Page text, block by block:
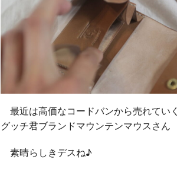
最近は高価なコードバンから売れていく
グッチ君ブランドマウンテンマウスさん
素晴らしきデスね♪